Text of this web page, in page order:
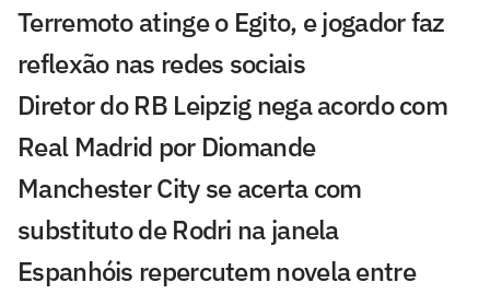
Terremoto atinge o Egito, e jogador faz
reflexão nas redes sociais
Diretor do RB Leipzig nega acordo com
Real Madrid por Diomande
Manchester City se acerta com
substituto de Rodri na janela
Espanhóis repercutem novela entre